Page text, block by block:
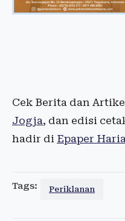
Cek Berita dan
Jogja, dan edisi
hadir di Epaper
Tags: Periklanan